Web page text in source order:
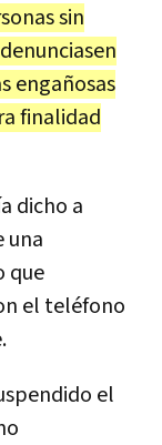
sin
engañosas
finalidad
dicho a
una
que
el teléfono
el